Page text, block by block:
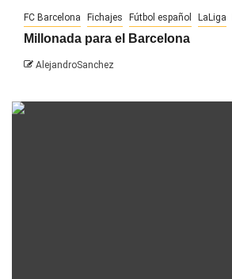
FC Barcelona Fichajes Fútbol español LaLiga
Millonada para el Barcelona
AlejandroSanchez